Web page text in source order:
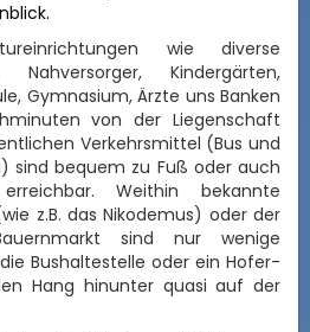
wie diverse
Nahversorger, Kindergärten,
Gymnasium, Ärzte uns Banken
von der Liegenschaft
Verkehrsmittel (Bus und
sind bequem zu Fuß oder auch
Weithin bekannte
z.B. das Nikodemus) oder der
sind nur wenige
Bushaltestelle oder ein Hofer-
Hang hinunter quasi auf der